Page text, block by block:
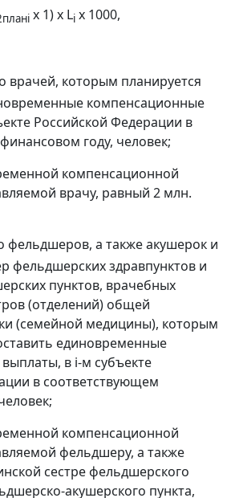
x 1) x Li x 1000,
врачей, которым планируется
компенсационные
Российской Федерации в
году, человек;
компенсационной
врачу, равный 2 млн.
фельдшеров, а также акушерок и
фельдшерских здравпунктов и
пунктов, врачебных
(отделений) общей
(семейной медицины), которым
единовременные
в i-м субъекте
в соответствующем
компенсационной
фельдшеру, а также
сестре фельдшерского
акушерского пункта,